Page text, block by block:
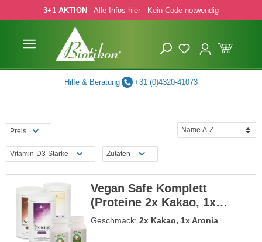
Hauptinhalt springen
Zur Suche springen
Zur Hauptnavigation springen
3+1 AKTION - Alle Infos hier - Kein Code notwendig
Hilfe & Beratung +31 (0)4320-41073
Preis
Vitamin-D3-Stärke Zutaten
Vegan Safe Komplett
(Proteine 2x Kakao, 1x
Aronia)
Geschmack: 2x Kakao, 1x Aronia